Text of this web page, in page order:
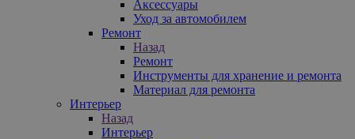
Аксессуары
Уход за автомобилем
Ремонт
Назад
Ремонт
Инструменты для хранение и ремонта
Материал для ремонта
Интерьер
Назад
Интерьер